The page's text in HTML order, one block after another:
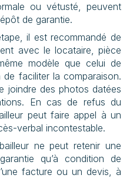
ou vétusté, peuvent
de garantie.
il est recommandé de
avec le locataire, pièce
modèle que celui de
de faciliter la comparaison.
joindre des photos datées
En cas de refus du
peut faire appel à un
verbal incontestable.
ne peut retenir une
qu’à condition de
facture ou un devis, à